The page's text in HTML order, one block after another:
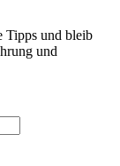
Tipps und bleib
und